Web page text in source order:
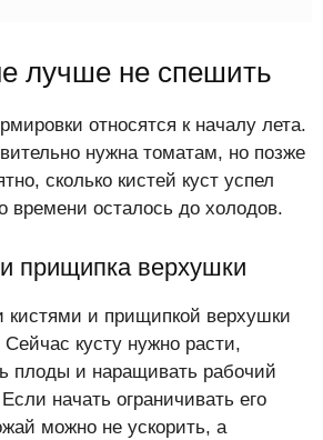
лучше не спешить
относятся к началу лета.
нужна томатам, но позже
сколько кистей куст успел
времени осталось до холодов.
прищипка верхушки
и прищипкой верхушки
кусту нужно расти,
плоды и наращивать рабочий
начать ограничивать его
можно не ускорить, а